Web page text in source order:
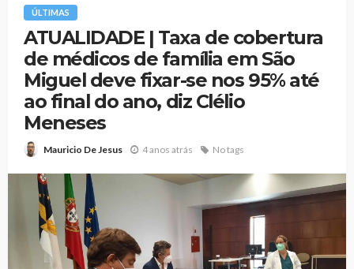
ÚLTIMAS
ATUALIDADE | Taxa de cobertura
de médicos de família em São
Miguel deve fixar-se nos 95% até
ao final do ano, diz Clélio
Meneses
Mauricio De Jesus 4 anos atrás No tags